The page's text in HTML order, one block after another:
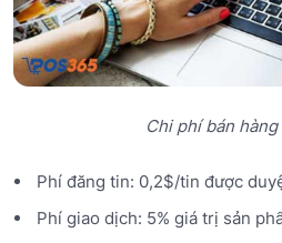
Chi phí bán
Phí đăng tin: 0,2$/tin được
Phí giao dịch: 5% giá trị sản